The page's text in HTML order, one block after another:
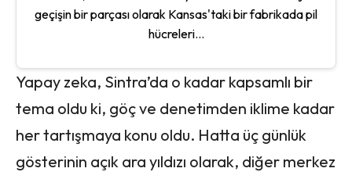
geçişin bir parçası olarak Kansas'taki bir fabrikada pil
hücreleri...
Yapay zeka, Sintra’da o kadar kapsamlı bir
tema oldu ki, göç ve denetimden iklime kadar
her tartışmaya konu oldu. Hatta üç günlük
gösterinin açık ara yıldızı olarak, diğer merkez